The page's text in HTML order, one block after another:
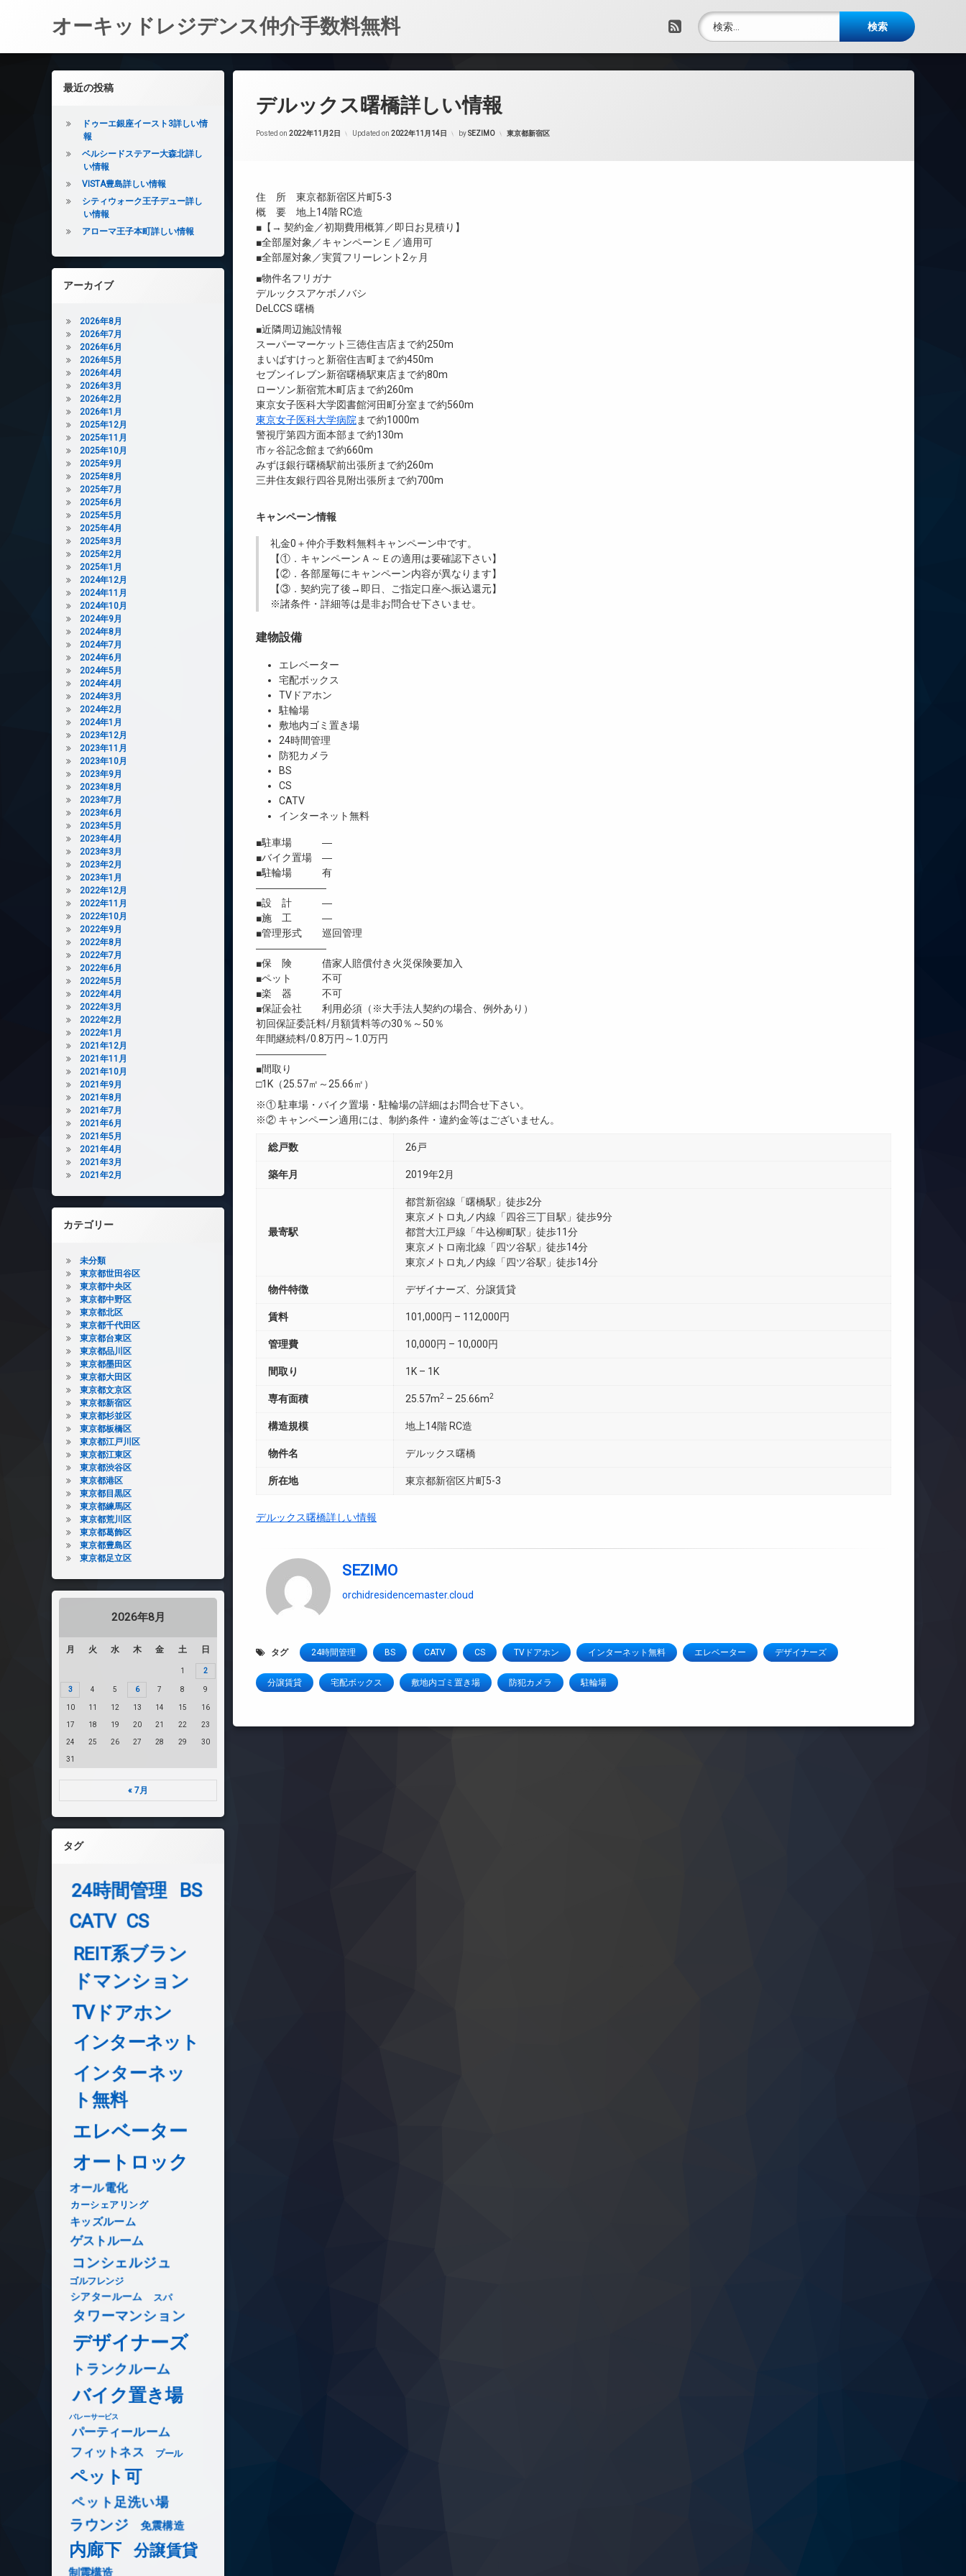
オーキッドレジデンス仲介手数料無料 RSS
検索:
デルックス曙橋詳しい情報
Posted on 2022年11月2日 Updated on 2022年11月14日 bySEZIMO カテゴリー:
東京都新宿区
住 所 東京都新宿区片町5-3
概 要 地上14階 RC造
■【→ 契約金／初期費用概算／即日お見積り】
■全部屋対象／キャンペーンＥ／適用可
■全部屋対象／実質フリーレント2ヶ月
■物件名フリガナ
デルックスアケボノバシ
DeLCCS 曙橋
■近隣周辺施設情報
スーパーマーケット三徳住吉店まで約250m
まいばすけっと新宿住吉町まで約450m
セブンイレブン新宿曙橋駅東店まで約80m
ローソン新宿荒木町店まで約260m
東京女子医科大学図書館河田町分室まで約560m
東京女子医科大学病院 まで約1000m
警視庁第四方面本部まで約130m
市ヶ谷記念館まで約660m
みずほ銀行曙橋駅前出張所まで約260m
三井住友銀行四谷見附出張所まで約700m
キャンペーン情報
礼金0 ＋仲介手数料無料キャンペーン中です。
【①．キャンペーンＡ～Ｅの適用は要確認下さい】
【②．各部屋毎にキャンペーン内容が異なります】
【③．契約完了後→即日、ご指定口座へ振込還元】
※諸条件・詳細等は是非お問合せ下さいませ。
建物設備
エレベーター
宅配ボックス
TVドアホン
駐輪場
敷地内ゴミ置き場
24時間管理
防犯カメラ
BS
CS
CATV
インターネット無料
■駐車場 ―
■バイク置場 ―
■駐輪場 有
―――――――
■設 計 ―
■施 工 ―
■管理形式 巡回管理
―――――――
■保 険 借家人賠償付き火災保険要加入
■ペット 不可
■楽 器 不可
■保証会社 利用必須（※大手法人契約の場合、例外あり）
初回保証委託料/月額賃料等の30％～50％
年間継続料/0.8万円～1.0万円
―――――――
■間取り
□1K（25.57㎡～25.66㎡）
※① 駐車場・バイク置場・駐輪場の詳細はお問合せ下さい。
※② キャンペーン適用には、制約条件・違約金等はございません。
総戸数 26戸
築年月 2019年2月
最寄駅
都営新宿線「曙橋駅」徒歩2分
東京メトロ丸ノ内線「四谷三丁目駅」徒歩9分
都営大江戸線「牛込柳町駅」徒歩11分
東京メトロ南北線「四ツ谷駅」徒歩14分
東京メトロ丸ノ内線「四ツ谷駅」徒歩14分
物件特徴 デザイナーズ、分譲賃貸
賃料 101,000円 – 112,000円
管理費 10,000円 – 10,000円
間取り 1K – 1K
専有面積 25.57m2 – 25.66m2
構造規模 地上14階 RC造
物件名 デルックス曙橋
所在地 東京都新宿区片町5-3
デルックス曙橋詳しい情報
SEZIMO
orchidresidencemaster.cloud
タグ 24時間管理 BS CATV CS TVドアホン インターネット無料 エレベーター デザイナーズ
分譲賃貸 宅配ボックス 敷地内ゴミ置き場 防犯カメラ 駐輪場
左サイドバー
最近の投稿
ドゥーエ銀座イースト3詳しい情
報
ベルシードステアー大森北詳し
い情報
VISTA豊島詳しい情報
シティウォーク王子デュー詳し
い情報
アローマ王子本町詳しい情報
アーカイブ
2026年8月
2026年7月
2026年6月
2026年5月
2026年4月
2026年3月
2026年2月
2026年1月
2025年12月
2025年11月
2025年10月
2025年9月
2025年8月
2025年7月
2025年6月
2025年5月
2025年4月
2025年3月
2025年2月
2025年1月
2024年12月
2024年11月
2024年10月
2024年9月
2024年8月
2024年7月
2024年6月
2024年5月
2024年4月
2024年3月
2024年2月
2024年1月
2023年12月
2023年11月
2023年10月
2023年9月
2023年8月
2023年7月
2023年6月
2023年5月
2023年4月
2023年3月
2023年2月
2023年1月
2022年12月
2022年11月
2022年10月
2022年9月
2022年8月
2022年7月
2022年6月
2022年5月
2022年4月
2022年3月
2022年2月
2022年1月
2021年12月
2021年11月
2021年10月
2021年9月
2021年8月
2021年7月
2021年6月
2021年5月
2021年4月
2021年3月
2021年2月
カテゴリー
未分類
東京都世田谷区
東京都中央区
東京都中野区
東京都北区
東京都千代田区
東京都台東区
東京都品川区
東京都墨田区
東京都大田区
東京都文京区
東京都新宿区
東京都杉並区
東京都板橋区
東京都江戸川区
東京都江東区
東京都渋谷区
東京都港区
東京都目黒区
東京都練馬区
東京都荒川区
東京都葛飾区
東京都豊島区
東京都足立区
2026年8月
月 火 水 木 金 土 日
1 2
3 4 5 6 7 8 9
10 11 12 13 14 15 16
17 18 19 20 21 22 23
24 25 26 27 28 29 30
31
« 7月
タグ
24時間管理
BS
CATV CS
REIT系ブラン
ドマンション
TVドアホン
インターネット
インターネッ
ト無料
エレベーター
オートロック
オール電化
カーシェアリング
キッズルーム
ゲストルーム
コンシェルジュ
ゴルフレンジ
シアタールーム スパ
タワーマンション
デザイナーズ
トランクルーム
バイク置き場
バレーサービス
パーティールーム
フィットネス プール
ペット可
ペット足洗い場
ラウンジ 免震構造
内廊下 分譲賃貸
制震構造